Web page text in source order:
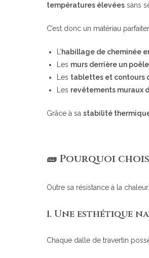
températures élevées sans
C’est donc un matériau
L’habillage de cheminée
Les murs derrière un
Les tablettes et contours
Les revêtements muraux
Grâce à sa stabilité
🧱 Pourquoi
Outre sa résistance à la
1. Une esthétique
Chaque dalle de travertin